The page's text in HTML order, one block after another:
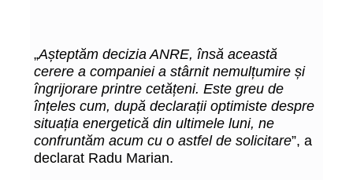
„Așteptăm decizia ANRE, însă această
cerere a companiei a stârnit nemulțumire și
îngrijorare printre cetățeni. Este greu de
înțeles cum, după declarații optimiste despre
situația energetică din ultimele luni, ne
confruntăm acum cu o astfel de solicitare”, a
declarat Radu Marian.